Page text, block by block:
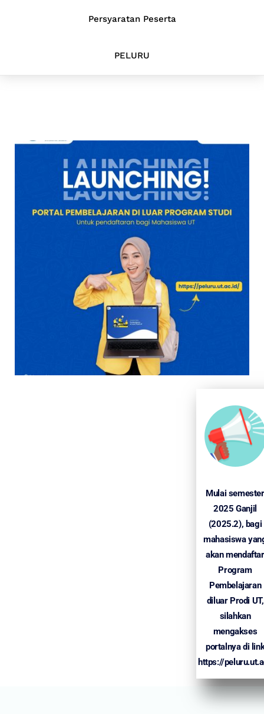
Persyaratan Peserta
PELURU
Mulai semester
2025 Ganjil
(2025.2), bagi
mahasiswa
akan mendaftar
Program
Pembelajaran
diluar Prodi UT,
silahkan
mengakses
portalnya di
https://